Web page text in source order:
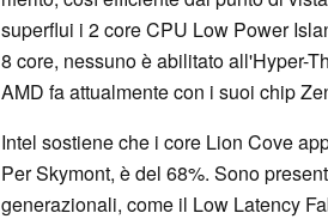
superflui i 2 core CPU Low Power
8 core, nessuno è abilitato all'Hyper-
AMD fa attualmente con i suoi chip
Intel sostiene che i core Lion Cove
Per Skymont, è del 68%. Sono
generazionali, come il Low Latency